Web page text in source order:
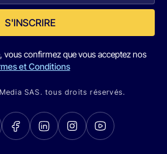
S'INSCRIRE
vous confirmez que vous acceptez nos
et Conditions
SAS. tous droits réservés.